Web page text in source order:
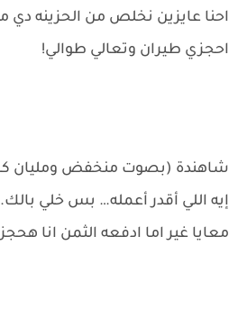
احنا عايزين نخلص من الحزينه دي
احجزي طيران وتعالي طوالي!
شاهندة (بصوت منخفض ومليان
إيه اللي أقدر أعمله… بس خلي
معايا غير اما ادفعه الثمن انا